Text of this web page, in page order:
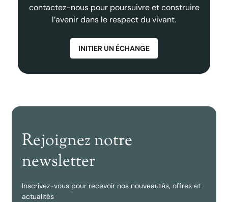
contactez-nous pour poursuivre et construire
l’avenir dans le respect du vivant.
INITIER UN ÉCHANGE
Rejoignez notre
newsletter
Inscrivez-vous pour recevoir nos nouveautés, offres et
actualités